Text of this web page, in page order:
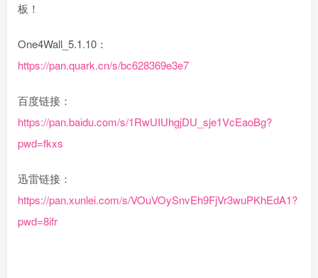
板！
One4Wall_5.1.10：
https://pan.quark.cn/s/bc628369e3e7
百度链接：
https://pan.baidu.com/s/1RwUIUhgjDU_sje1VcEaoBg?
pwd=fkxs
迅雷链接：
https://pan.xunlei.com/s/VOuVOySnvEh9FjVr3wuPKhEdA1?
pwd=8ifr